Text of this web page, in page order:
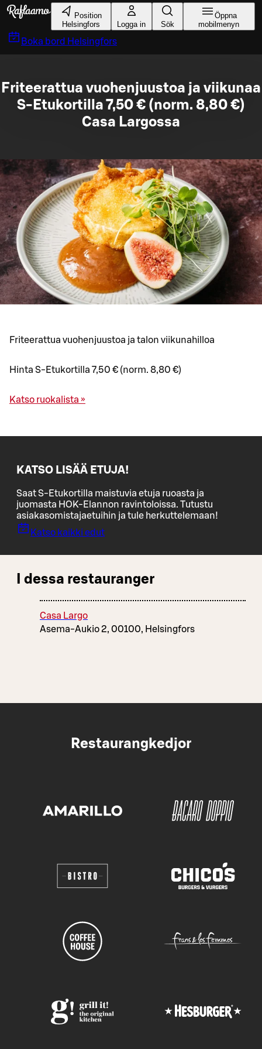
Gå till huvudinnehållet
Position
Helsingfors
Logga in Sök
Öppna
mobilmenyn
Boka bord Helsingfors
Friteerattua vuohenjuustoa ja viikunaa
S-Etukortilla 7,50 € (norm. 8,80 €)
Casa Largossa
Friteerattua vuohenjuustoa ja talon viikunahilloa
Hinta S-Etukortilla 7,50 € (norm. 8,80 €)
Katso ruokalista »
KATSO LISÄÄ ETUJA!
Saat S-Etukortilla maistuvia etuja ruoasta ja
juomasta HOK-Elannon ravintoloissa. Tutustu
asiakasomistajaetuihin ja tule herkuttelemaan!
Katso kaikki edut
I dessa restauranger
Casa Largo
Asema-Aukio 2, 00100, Helsingfors
Restaurangkedjor